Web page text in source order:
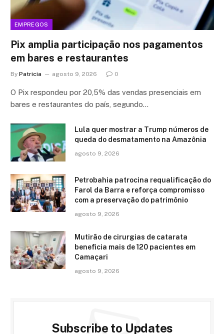
EMPREGOS
Pix amplia participação nos pagamentos
em bares e restaurantes
By Patricia agosto 9, 2026 0
O Pix respondeu por 20,5% das vendas presenciais em
bares e restaurantes do país, segundo…
Lula quer mostrar a Trump números de
queda do desmatamento na Amazônia
agosto 9, 2026
Petrobahia patrocina requalificação do
Farol da Barra e reforça compromisso
com a preservação do patrimônio
agosto 9, 2026
Mutirão de cirurgias de catarata
beneficia mais de 120 pacientes em
Camaçari
agosto 9, 2026
Subscribe to Updates